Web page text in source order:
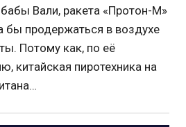
Вали, ракета «Протон-М»
бы продержаться в воздухе
Потому как, по её
китайская пиротехника на